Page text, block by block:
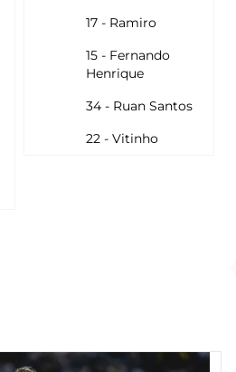
17 - Ramiro
15 - Fernando
Henrique
34 - Ruan Santos
22 - Vitinho